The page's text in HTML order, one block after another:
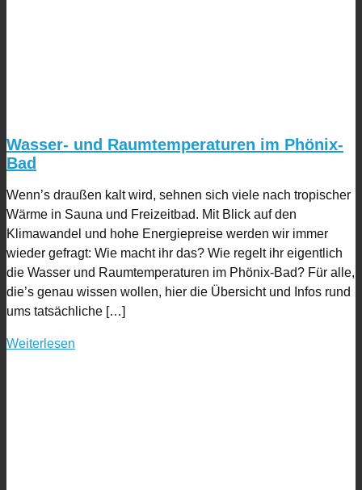
Wasser- und Raumtemperaturen im Phönix-
Bad
Wenn’s draußen kalt wird, sehnen sich viele nach tropischer
Wärme in Sauna und Freizeitbad. Mit Blick auf den
Klimawandel und hohe Energiepreise werden wir immer
wieder gefragt: Wie macht ihr das? Wie regelt ihr eigentlich
die Wasser und Raumtemperaturen im Phönix-Bad? Für alle,
die’s genau wissen wollen, hier die Übersicht und Infos rund
ums tatsächliche […]
Weiterlesen